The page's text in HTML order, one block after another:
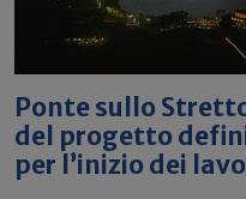
Ponte sullo
del progetto
per l’inizio dei